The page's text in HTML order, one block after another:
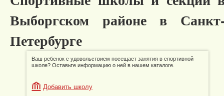
Выборгском районе в
Петербурге
Ваш ребенок с удовольствием посещает занятия в спортивной
школе? Оставьте информацию о ней в нашем каталоге.
Добавить школу